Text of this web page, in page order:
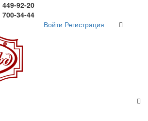
449-92-20
700-34-44
Войти Регистрация